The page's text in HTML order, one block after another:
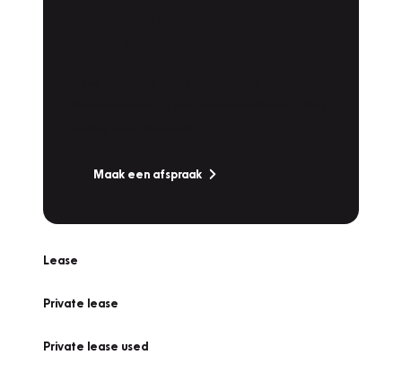
Maak een afspraak
Lease
Private lease
Private lease used